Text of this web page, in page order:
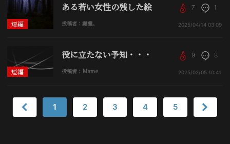
短編
ある若い女性の残した絵
投稿者：霧蘭。
7 1
2025/04/14 03:09
短編
役に立たない予知・・・
投稿者：Mame
9 8
2025/02/05 10:41
1 2 3 4 5